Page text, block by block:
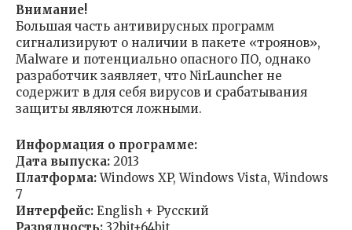
Внимание!
Большая часть антивирусных программ
сигнализируют о наличии в пакете «троянов»,
Malware и потенциально опасного ПО, однако
разработчик заявляет, что NirLauncher не
содержит в для себя вирусов и срабатывания
защиты являются ложными.
Информация о программе:
Дата выпуска: 2013
Платформа:Windows XP, Windows Vista, Windows
7
Интерфейс: English + Русский